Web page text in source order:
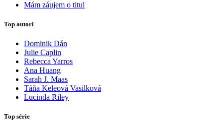
Mám záujem o titul
Top autori
Dominik Dán
Julie Caplin
Rebecca Yarros
Ana Huang
Sarah J. Maas
Táňa Keleová Vasilková
Lucinda Riley
Top série